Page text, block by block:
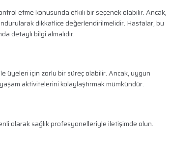
etme konusunda etkili bir seçenek olabilir. Ancak,
dikkatlice değerlendirilmelidir. Hastalar, bu
detaylı bilgi almalıdır.
üyeleri için zorlu bir süreç olabilir. Ancak, uygun
aktivitelerini kolaylaştırmak mümkündür.
olarak sağlık profesyonelleriyle iletişimde olun.